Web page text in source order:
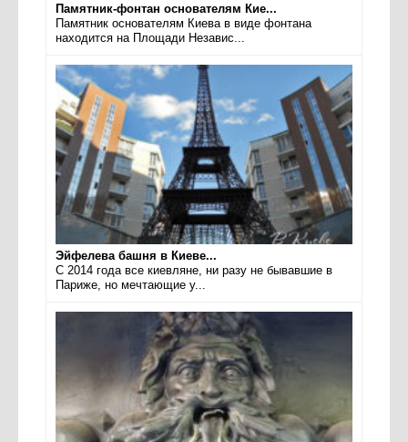
Памятник-фонтан основателям Кие...
Памятник основателям Киева в виде фонтана
находится на Площади Независ...
Эйфелева башня в Киеве...
С 2014 года все киевляне, ни разу не бывавшие в
Париже, но мечтающие у...